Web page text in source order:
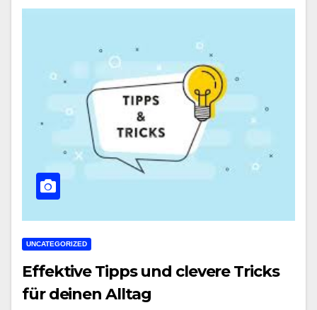
UNCATEGORIZED
Effektive Tipps und clevere Tricks
für deinen Alltag